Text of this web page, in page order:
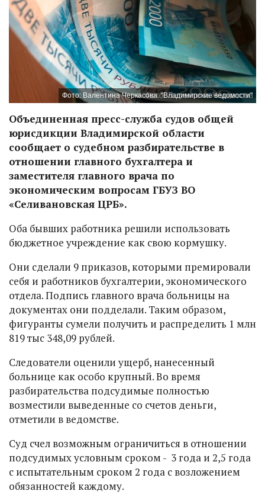
Фото: Валентина Черкасова. "Владимирские ведомости"
Объединенная пресс-служба судов общей
юрисдикции Владимирской области
сообщает о судебном разбирательстве в
отношении главного бухгалтера и
заместителя главного врача по
экономическим вопросам ГБУЗ ВО
«Селивановская ЦРБ».
Оба бывших работника решили использовать
бюджетное учреждение как свою кормушку.
Они сделали 9 приказов, которыми премировали
себя и работников бухгалтерии, экономического
отдела. Подпись главного врача больницы на
документах они подделали. Таким образом,
фигуранты сумели получить и распределить 1 млн
819 тыс 348,09 рублей.
Следователи оценили ущерб, нанесенный
больнице как особо крупный. Во время
разбирательства подсудимые полностью
возместили выведенные со счетов деньги,
отметили в ведомстве.
Суд счел возможным ограничиться в отношении
подсудимых условным сроком - 3 года и 2,5 года
с испытательным сроком 2 года с возложением
обязанностей каждому.